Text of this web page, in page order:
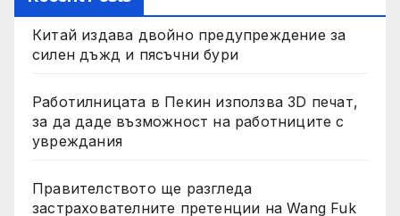
Китай издава двойно предупреждение за
силен дъжд и пясъчни бури
Работилницата в Пекин използва 3D печат,
за да даде възможност на работниците с
увреждания
Правителството ще разгледа
застрахователните претенции на Wang Fuk